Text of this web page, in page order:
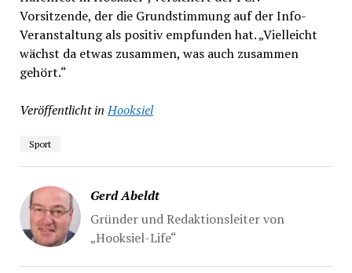
Vorsitzende, der die Grundstimmung auf der Info-
Veranstaltung als positiv empfunden hat. „Vielleicht
wächst da etwas zusammen, was auch zusammen
gehört.“
Veröffentlicht in Hooksiel
Sport
Gerd Abeldt
Gründer und Redaktionsleiter von
„Hooksiel-Life“